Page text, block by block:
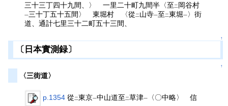
三十三丁四十九間、〉 一里二十町九間半〈至二岡谷村
一三十丁五十五間〉 東堀村 〈從二山寺一至二東堀一 〉街
道、通計七里三十二町五十三間、
↑
〔日本實測録〕
↑
〈三街道〉
p.1354 從二東京一中山道至二草津一
〈〇中略〉 信